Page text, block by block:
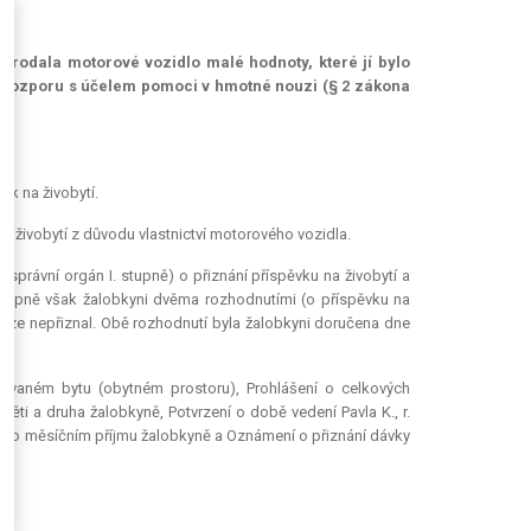
motorové vozidlo malé hodnoty, které jí bylo
s účelem pomoci v hmotné nouzi (§ 2 zákona
na živobytí.
živobytí z důvodu vlastnictví motorového vozidla.
orgán I. stupně) o přiznání příspěvku na živobytí a
však žalobkyni dvěma rozhodnutími (o příspěvku na
nepřiznal. Obě rozhodnutí byla žalobkyni doručena dne
bytu (obytném prostoru), Prohlášení o celkových
a druha žalobkyně, Potvrzení o době vedení Pavla K., r.
o měsíčním příjmu žalobkyně a Oznámení o přiznání dávky